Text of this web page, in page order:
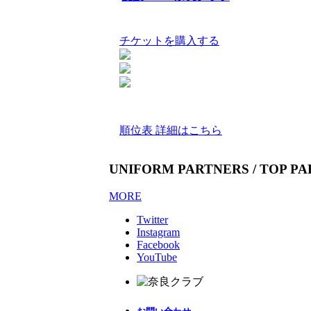
チケットを購入する
順位表 詳細はこちら
UNIFORM PARTNERS / TOP
MORE
Twitter
Instagram
Facebook
YouTube